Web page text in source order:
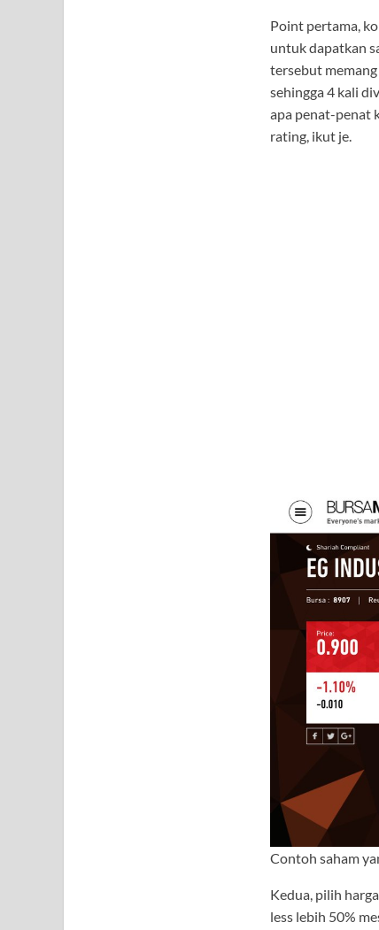
Point pertama,
untuk dapatkan
tersebut
sehingga 4 kali
apa penat-penat
rating, ikut je.
Contoh saham
Kedua, pilih
less lebih 50%